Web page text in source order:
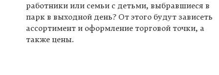
работники или семьи с детьми, выбравшиеся в
парк в выходной день? От этого будут зависеть
ассортимент и оформление торговой точки, а
также цены.